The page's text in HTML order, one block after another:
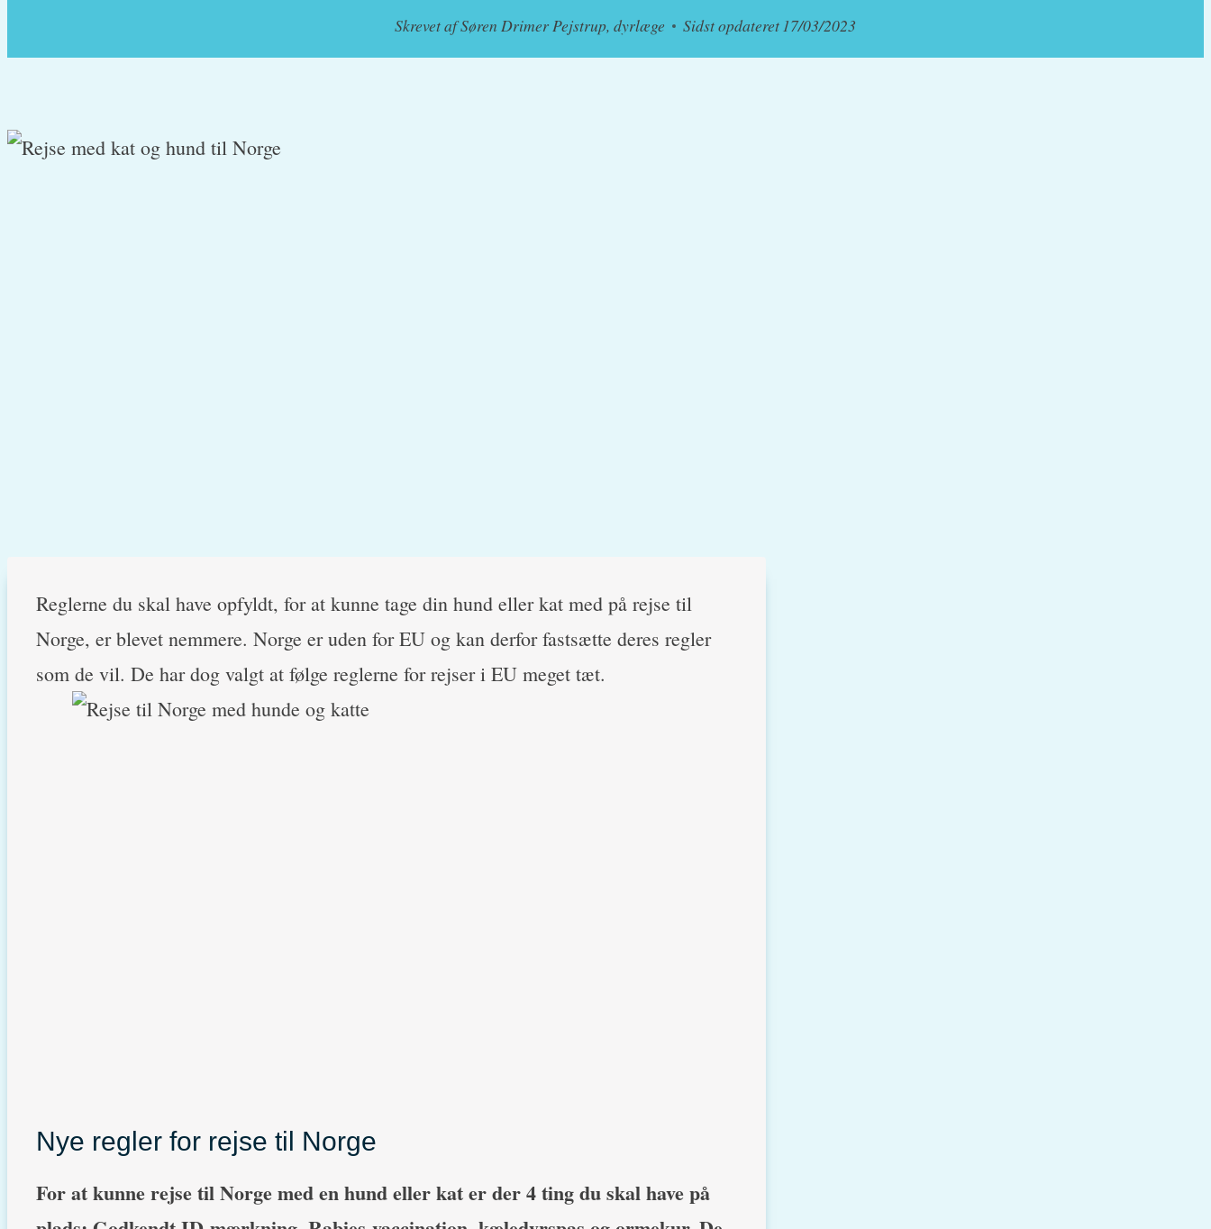
Skrevet afSøren Drimer Pejstrup, dyrlæge Sidst opdateret17/03/2023
Reglerne du skal have opfyldt, for at kunne tage din hund eller kat med på rejse til
Norge, er blevet nemmere. Norge er uden for EU og kan derfor fastsætte deres regler
som de vil. De har dog valgt at følge reglerne for rejser i EU meget tæt.
Nye regler for rejse til Norge
For at kunne rejse til Norge med en hund eller kat er der 4 ting du skal have på